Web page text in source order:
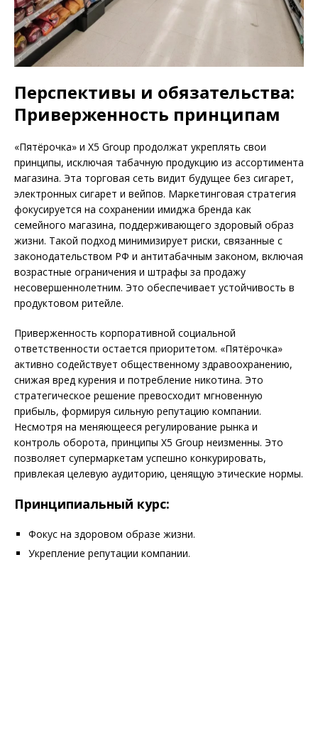
Перспективы и обязательства:
Приверженность принципам
«Пятёрочка» и X5 Group продолжат укреплять свои
принципы, исключая табачную продукцию из ассортимента
магазина. Эта торговая сеть видит будущее без сигарет,
электронных сигарет и вейпов. Маркетинговая стратегия
фокусируется на сохранении имиджа бренда как
семейного магазина, поддерживающего здоровый образ
жизни. Такой подход минимизирует риски, связанные с
законодательством РФ и антитабачным законом, включая
возрастные ограничения и штрафы за продажу
несовершеннолетним. Это обеспечивает устойчивость в
продуктовом ритейле.
Приверженность корпоративной социальной
ответственности остается приоритетом. «Пятёрочка»
активно содействует общественному здравоохранению,
снижая вред курения и потребление никотина. Это
стратегическое решение превосходит мгновенную
прибыль, формируя сильную репутацию компании.
Несмотря на меняющееся регулирование рынка и
контроль оборота, принципы X5 Group неизменны. Это
позволяет супермаркетам успешно конкурировать,
привлекая целевую аудиторию, ценящую этические нормы.
Принципиальный курс:
Фокус на здоровом образе жизни.
Укрепление репутации компании.